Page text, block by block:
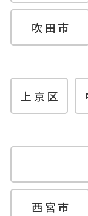
吹田市
上京区
西宮市